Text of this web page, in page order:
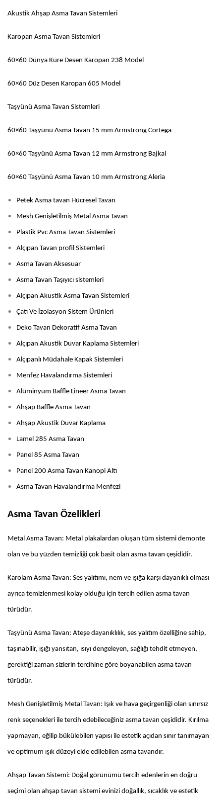
Akustik Ahşap Asma Tavan Sistemleri
Karopan Asma Tavan Sistemleri
60×60 Dünya Küre Desen Karopan 238 Model
60×60 Düz Desen Karopan 605 Model
Taşyünü Asma Tavan Sistemleri
60×60 Taşyünü Asma Tavan 15 mm Armstrong Cortega
60×60 Taşyünü Asma Tavan 12 mm Armstrong Bajkal
60×60 Taşyünü Asma Tavan 10 mm Armstrong Aleria
Petek Asma tavan Hücresel Tavan
Mesh Genişletilmiş Metal Asma Tavan
Plastik Pvc Asma Tavan Sistemleri
Alçıpan Tavan profil Sistemleri
Asma Tavan Aksesuar
Asma Tavan Taşıyıcı sistemleri
Alçıpan Akustik Asma Tavan Sistemleri
Çatı Ve İzolasyon Sistem Ürünleri
Deko Tavan Dekoratif Asma Tavan
Alçıpan Akustik Duvar Kaplama Sistemleri
Alçıpanlı Müdahale Kapak Sistemleri
Menfez Havalandırma Sistemleri
Alüminyum Baffle Lineer Asma Tavan
Ahşap Baffle Asma Tavan
Ahşap Akustik Duvar Kaplama
Lamel 285 Asma Tavan
Panel 85 Asma Tavan
Panel 200 Asma Tavan Kanopi Altı
Asma Tavan Havalandırma Menfezi
Asma Tavan Özelikleri
Metal Asma Tavan: Metal plakalardan oluşan tüm sistemi demonte
olan ve bu yüzden temizliği çok basit olan asma tavan çeşididir.
Karolam Asma Tavan: Ses yalıtımı, nem ve ışığa karşı dayanıklı olması
ayrıca temizlenmesi kolay olduğu için tercih edilen asma tavan
türüdür.
Taşyünü Asma Tavan: Ateşe dayanıklılık, ses yalıtım özelliğine sahip,
taşınabilir, ışığı yansıtan, ısıyı dengeleyen, sağlığı tehdit etmeyen,
gerektiği zaman sizlerin tercihine göre boyanabilen asma tavan
türüdür.
Mesh Genişletilmiş Metal Tavan: Işık ve hava geçirgenliği olan sınırsız
renk seçenekleri ile tercih edebileceğiniz asma tavan çeşididir. Kırılma
yapmayan, eğilip bükülebilen yapısı ile estetik açıdan sınır tanımayan
ve optimum ışık düzeyi elde edilebilen asma tavandır.
Ahşap Tavan Sistemi: Doğal görünümü tercih edenlerin en doğru
seçimi olan ahşap tavan sistemi evinizi doğallık, sıcaklık ve estetik